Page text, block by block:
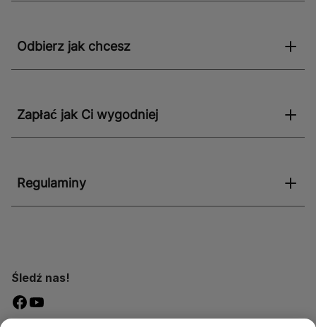
Odbierz jak chcesz
Zapłać jak Ci wygodniej
Regulaminy
Śledź nas!